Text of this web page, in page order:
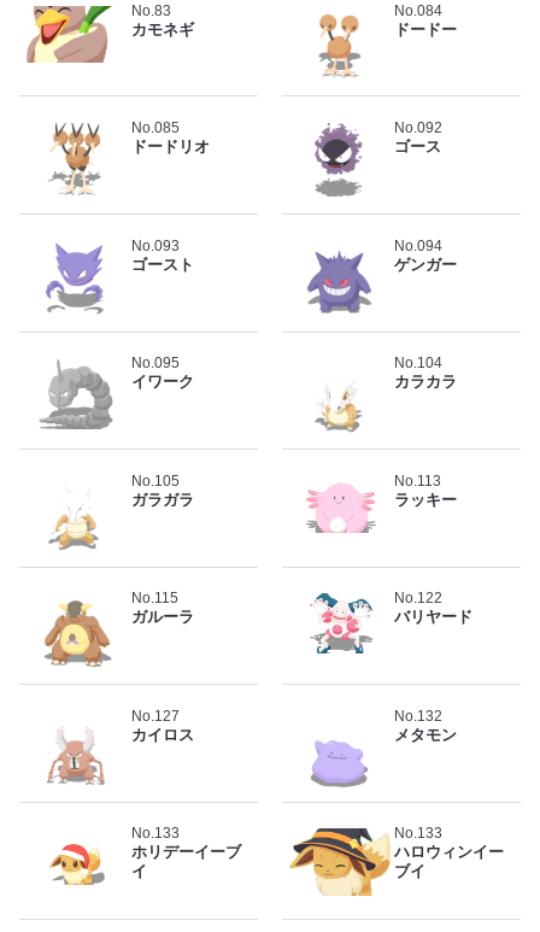
No.83
カモネギ
No.084
ドードー
No.085
ドードリオ
No.092
ゴース
No.093
ゴースト
No.094
ゲンガー
No.095
イワーク
No.104
カラカラ
No.105
ガラガラ
No.113
ラッキー
No.115
ガルーラ
No.122
バリヤード
No.127
カイロス
No.132
メタモン
No.133
ホリデーイーブ
イ
No.133
ハロウィンイー
ブイ